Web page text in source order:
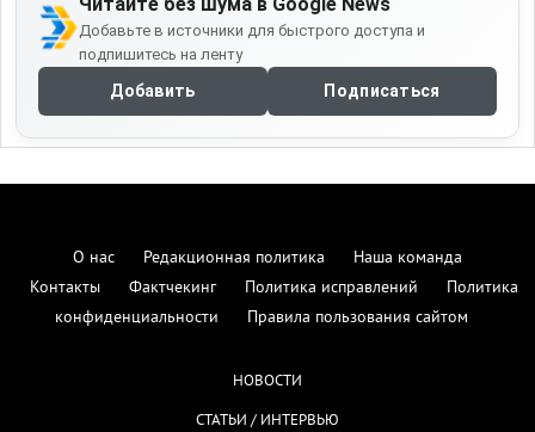
Добавьте в источники для быстрого доступа и
подпишитесь на ленту
Добавить Подписаться
О нас Редакционная политика
Наша команда
Контакты
Фактчекинг Политика исправлений
Политика
конфиденциальности
Правила пользования сайтом
НОВОСТИ
СТАТЬИ / ИНТЕРВЬЮ